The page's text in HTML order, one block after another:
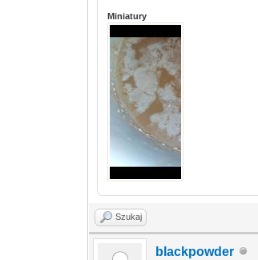
Miniatury
Szukaj
blackpowder